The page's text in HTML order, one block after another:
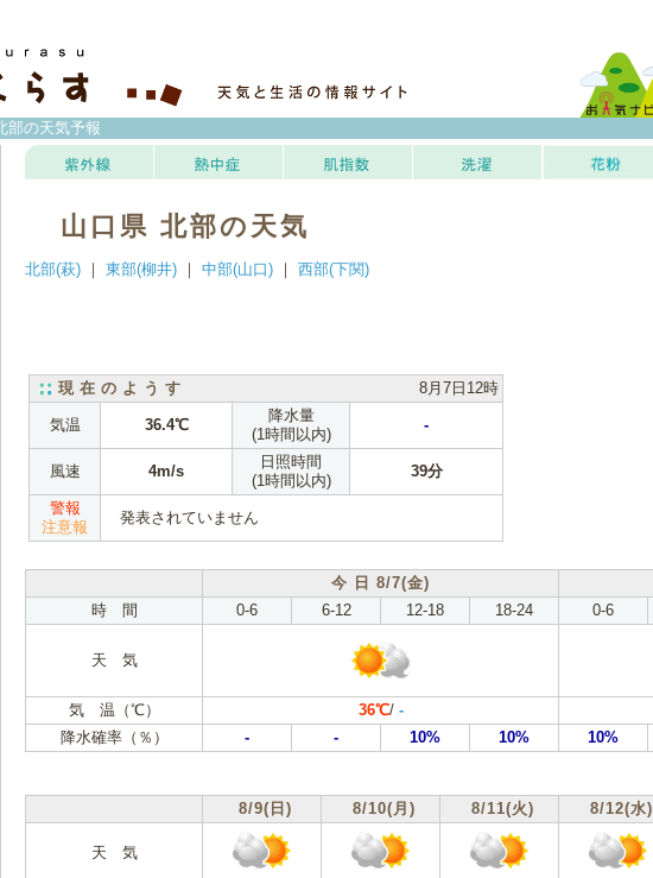
部の天気予報
山口県 北部の天気
北部(萩) ｜ 東部(柳井) ｜ 中部(山口) ｜ 西部(下関)
現在のようす 8月7日12時
気温 36.4℃
降水量
(1時間以内)
-
風速 4m/s
日照時間
(1時間以内)
39分
警報
注意報
発表されていません
今 日 8/7(金)
時 間
0-6 6-12 12-18 18-24 0-6
天 気
気 温（℃） 36℃/ -
降水確率（％）
- - 10% 10% 10%
8/9(日) 8/10(月) 8/11(火) 8/12(水)
天 気